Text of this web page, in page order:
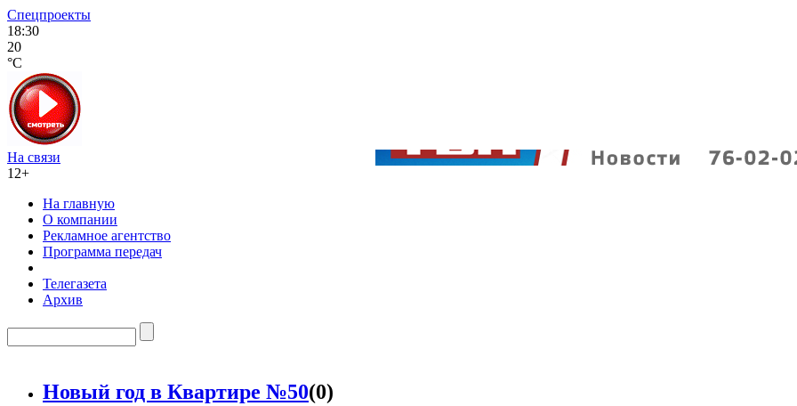
Спецпроекты
18:30
20
°C
На связи
12+
На главную
О компании
Рекламное агентство
Программа передач
Телегазета
Архив
Новый год в Квартире №50(0)